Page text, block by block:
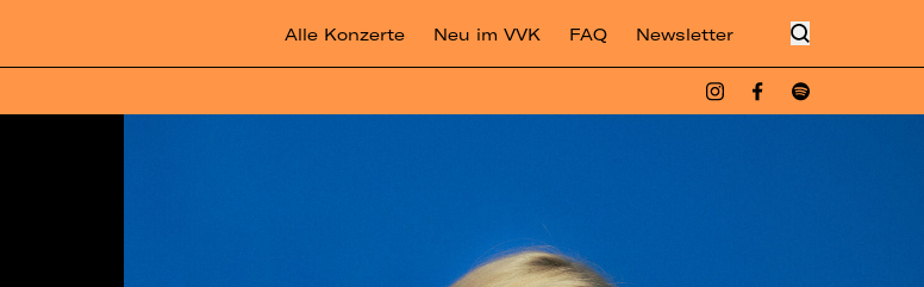
Alle Konzerte Neu im VVK FAQ Newsletter